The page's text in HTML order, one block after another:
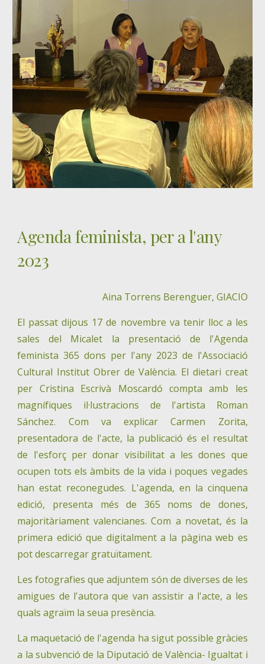
Agenda feminista, per a l'any
2023
Aina Torrens Berenguer, GIACIO
El passat dijous 17 de novembre va tenir lloc a les
sales del Micalet la presentació de l'Agenda
feminista 365 dons per l'any 2023 de l'Associació
Cultural Institut Obrer de València. El dietari creat
per Cristina Escrivà Moscardó compta amb les
magnífiques il·lustracions de l'artista Roman
Sánchez. Com va explicar Carmen Zorita,
presentadora de l'acte, la publicació és el resultat
de l'esforç per donar visibilitat a les dones que
ocupen tots els àmbits de la vida i poques vegades
han estat reconegudes. L'agenda, en la cinquena
edició, presenta més de 365 noms de dones,
majoritàriament valencianes. Com a novetat, és la
primera edició que digitalment a la pàgina web es
pot descarregar gratuïtament.
Les fotografies que adjuntem són de diverses de les
amigues de l'autora que van assistir a l'acte, a les
quals agraïm la seua presència.
La maquetació de l'agenda ha sigut possible gràcies
a la subvenció de la Diputació de València- Igualtat i